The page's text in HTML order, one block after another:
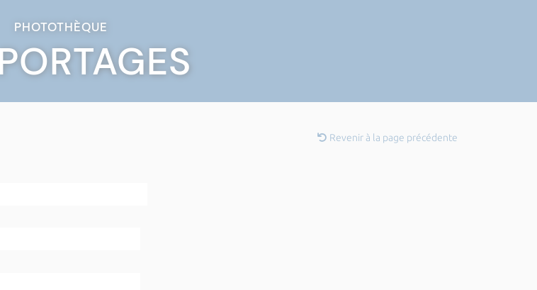
PHOTOTHÈQUE
Revenir à la page précédente